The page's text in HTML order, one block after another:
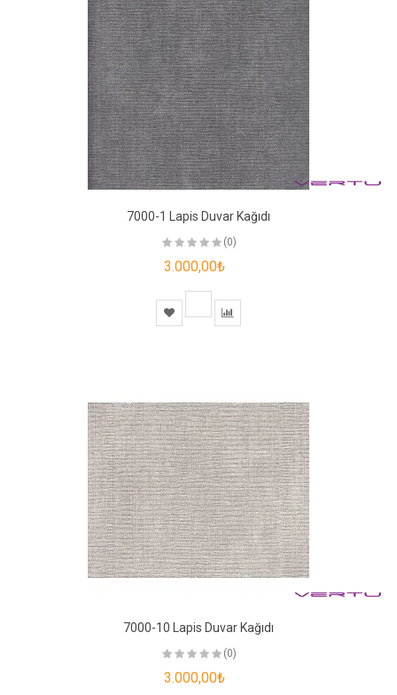
7000-1 Lapis Duvar Kağıdı
(0)
3.000,00₺
7000-10 Lapis Duvar Kağıdı
(0)
3.000,00₺